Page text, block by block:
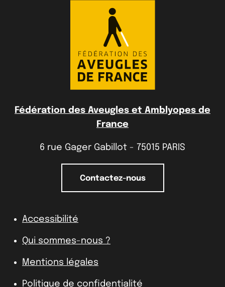
Fédération des Aveugles et Amblyopes de
France
6 rue Gager Gabillot - 75015 PARIS
Contactez-nous
Accessibilité
Qui sommes-nous ?
Mentions légales
Politique de confidentialité